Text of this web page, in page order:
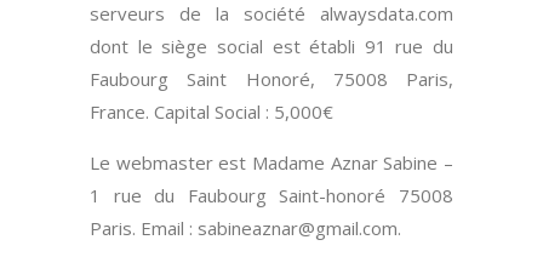
serveurs de la société alwaysdata.com
dont le siège social est établi 91 rue du
Faubourg Saint Honoré, 75008 Paris,
France. Capital Social : 5,000€
Le webmaster est Madame Aznar Sabine –
1 rue du Faubourg Saint-honoré 75008
Paris. Email : sabineaznar@gmail.com.